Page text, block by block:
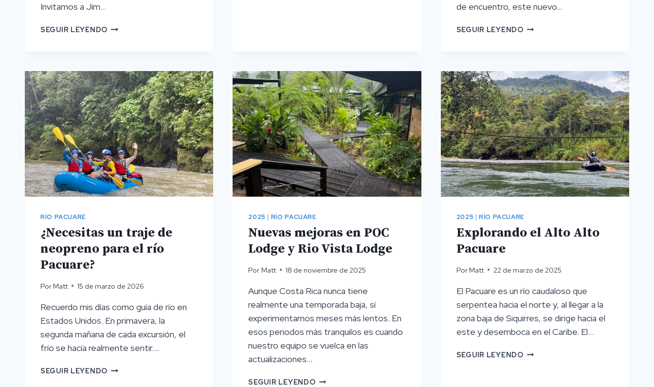
Invitamos a Jim…
SEGUIR LEYENDO NUESTROS
APRENDER
MUCHO
SOBRE
LOS
INSECTOS,
Y
ESO
NOS
HA
HECHO
MEJORES
de encuentro, este nuevo…
SEGUIR LEYENDONUEVO
PARA
NUESTRAS
EXCURSIONES
FLUVIALES
PACUARE
RÍO PACUARE
¿Necesitas un traje de
neopreno para el río
Pacuare?
Por Matt 15 de marzo de 2026
Recuerdo mis días como guía de río en
Estados Unidos. En primavera, la
segunda mañana de cada excursión, el
frío se hacía realmente sentir….
SEGUIR LEYENDO ¿NECESITAS
2025 | RÍO PACUARE
Nuevas mejoras en POC
Lodge y Rio Vista Lodge
Por Matt 18 de noviembre de 2025
Aunque Costa Rica nunca tiene
realmente una temporada baja, sí
experimentamos meses más lentos. En
esos periodos más tranquilos es cuando
nuestro equipo se vuelca en las
actualizaciones...
SEGUIR LEYENDONUEVAS
2025 |RÍO PACUARE
Explorando el Alto Alto
Pacuare
Por Matt 22 de marzo de 2025
El Pacuare es un río caudaloso que
serpentea hacia el norte y, al llegar a la
zona baja de Siquirres, se dirige hacia el
este y desemboca en el Caribe. El...
SEGUIR LEYENDOEXPLORANDO